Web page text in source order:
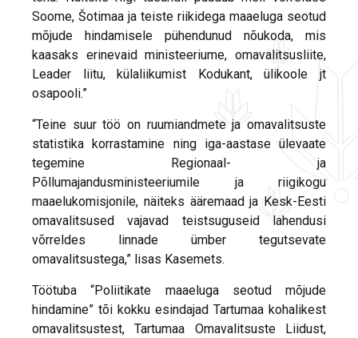
Soome, Šotimaa ja teiste riikidega maaeluga seotud
mõjude hindamisele pühendunud nõukoda, mis
kaasaks erinevaid ministeeriume, omavalitsusliite,
Leader liitu, külaliikumist Kodukant, ülikoole jt
osapooli.”
“Teine suur töö on ruumiandmete ja omavalitsuste
statistika korrastamine ning iga-aastase ülevaate
tegemine Regionaal- ja
Põllumajandusministeeriumile ja riigikogu
maaelukomisjonile, näiteks ääremaad ja Kesk-Eesti
omavalitsused vajavad teistsuguseid lahendusi
võrreldes linnade ümber tegutsevate
omavalitsustega,” lisas Kasemets.
Töötuba “Poliitikate maaeluga seotud mõjude
hindamine” tõi kokku esindajad Tartumaa kohalikest
omavalitsustest, Tartumaa Omavalitsuste Liidust,